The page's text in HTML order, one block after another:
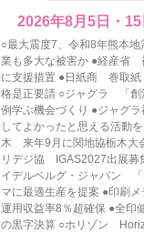
2026年8月5日・
○最大震度7、令和8年熊本
業も多大な被害か ●経産省
に支援措置 ●日紙商 巻取紙
格是正要請 ○ジャグラ 「創
例学ぶ機会づくり ●ジャグ
してよかったと思える活動
木 来年9月に関地協栃木大
リデジ協 IGAS2027出展募
イデルベルグ・ジャパン 「
マに最適生産を提案 ●印刷
運用収益率8％超確保 ●全
の黒字決算 ○ホリゾン